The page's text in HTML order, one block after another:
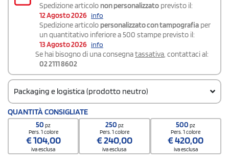
Spedizione articolo non personalizzato previsto il:
12 Agosto 2026 info
Spedizione articolo personalizzato con tampografia per
un quantitativo inferiore a 500 stampe previsto il:
13 Agosto 2026 info
Se hai bisogno di una consegnatassativa, contattaci al:
02 2111 8602
Packaging e logistica (prodotto neutro)
Codice doganale
7326200090000000000000
Quantità per confezione
50 / Inner carton
Quantità per scatola
QUANTITÀ CONSIGLIATE
50pz
Pers. 1 colore
€104,00
iva esclusa
250 pz
Pers. 1 colore
€240,00
iva esclusa
500pz
Pers. 1 colore
€420,00
iva esclusa